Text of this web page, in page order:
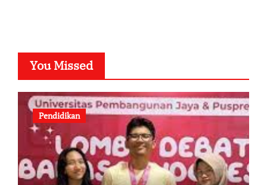
You Missed
Pendidikan